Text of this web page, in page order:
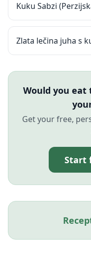
Kuku Sabzi
Zlata lečina juha s
Would you eat
Get your free,
Start